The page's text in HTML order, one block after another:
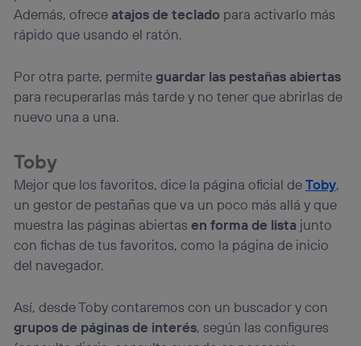
Además, ofrece atajos de teclado para activarlo más
rápido que usando el ratón.
Por otra parte, permiteguardar las pestañas abiertas
para recuperarlas más tarde y no tener que abrirlas de
nuevo una a una.
Toby
Mejor que los favoritos, dice la página oficial deToby,
un gestor de pestañas que va un poco más allá y que
muestra las páginas abiertasen forma de lista junto
con fichas de tus favoritos, como la página de inicio
del navegador.
Así, desde Toby contaremos con un buscador y con
grupos de páginas de interés, según las configures